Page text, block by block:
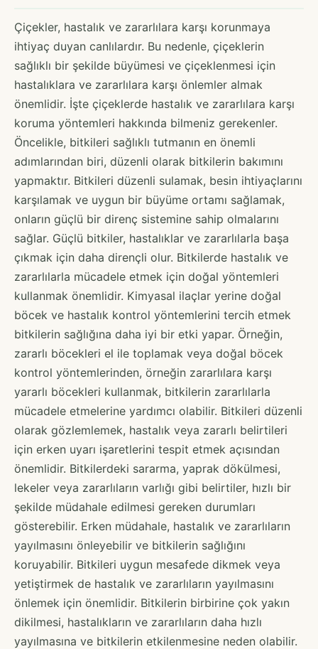
Çiçekler, hastalık ve zararlılara karşı korunmaya
ihtiyaç duyan canlılardır. Bu nedenle, çiçeklerin
sağlıklı bir şekilde büyümesi ve çiçeklenmesi için
hastalıklara ve zararlılara karşı önlemler almak
önemlidir. İşte çiçeklerde hastalık ve zararlılara karşı
koruma yöntemleri hakkında bilmeniz gerekenler.
Öncelikle, bitkileri sağlıklı tutmanın en önemli
adımlarından biri, düzenli olarak bitkilerin bakımını
yapmaktır. Bitkileri düzenli sulamak, besin ihtiyaçlarını
karşılamak ve uygun bir büyüme ortamı sağlamak,
onların güçlü bir direnç sistemine sahip olmalarını
sağlar. Güçlü bitkiler, hastalıklar ve zararlılarla başa
çıkmak için daha dirençli olur. Bitkilerde hastalık ve
zararlılarla mücadele etmek için doğal yöntemleri
kullanmak önemlidir. Kimyasal ilaçlar yerine doğal
böcek ve hastalık kontrol yöntemlerini tercih etmek
bitkilerin sağlığına daha iyi bir etki yapar. Örneğin,
zararlı böcekleri el ile toplamak veya doğal böcek
kontrol yöntemlerinden, örneğin zararlılara karşı
yararlı böcekleri kullanmak, bitkilerin zararlılarla
mücadele etmelerine yardımcı olabilir. Bitkileri düzenli
olarak gözlemlemek, hastalık veya zararlı belirtileri
için erken uyarı işaretlerini tespit etmek açısından
önemlidir. Bitkilerdeki sararma, yaprak dökülmesi,
lekeler veya zararlıların varlığı gibi belirtiler, hızlı bir
şekilde müdahale edilmesi gereken durumları
gösterebilir. Erken müdahale, hastalık ve zararlıların
yayılmasını önleyebilir ve bitkilerin sağlığını
koruyabilir. Bitkileri uygun mesafede dikmek veya
yetiştirmek de hastalık ve zararlıların yayılmasını
önlemek için önemlidir. Bitkilerin birbirine çok yakın
dikilmesi, hastalıkların ve zararlıların daha hızlı
yayılmasına ve bitkilerin etkilenmesine neden olabilir.